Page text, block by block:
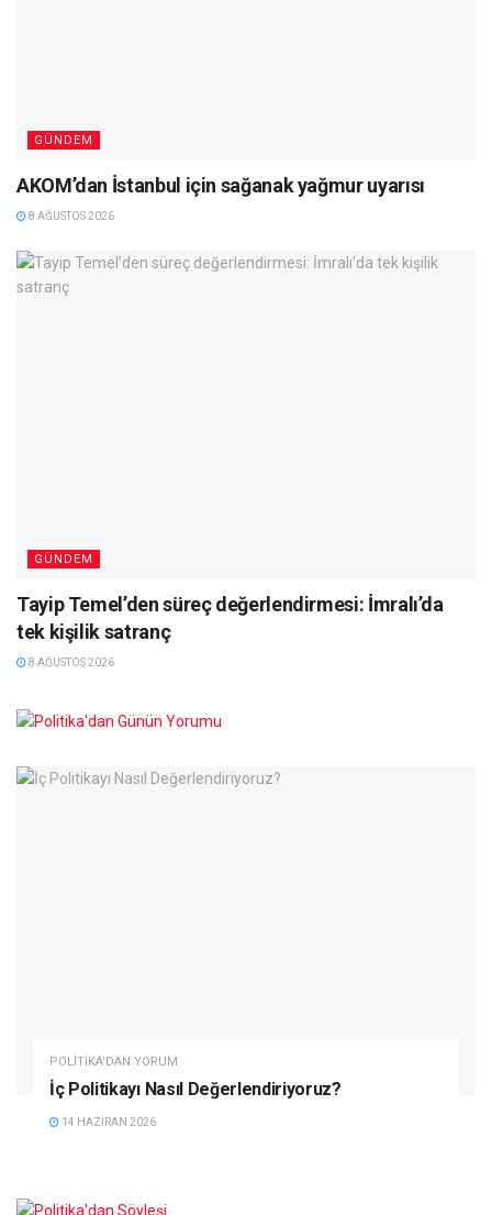
GÜNDEM
AKOM’dan İstanbul için sağanak yağmur uyarısı
8 AĞUSTOS 2026
GÜNDEM
Tayip Temel’den süreç değerlendirmesi: İmralı’da
tek kişilik satranç
8 AĞUSTOS 2026
POLITIKA'DAN YORUM
İç Politikayı Nasıl Değerlendiriyoruz?
14 HAZIRAN 2026